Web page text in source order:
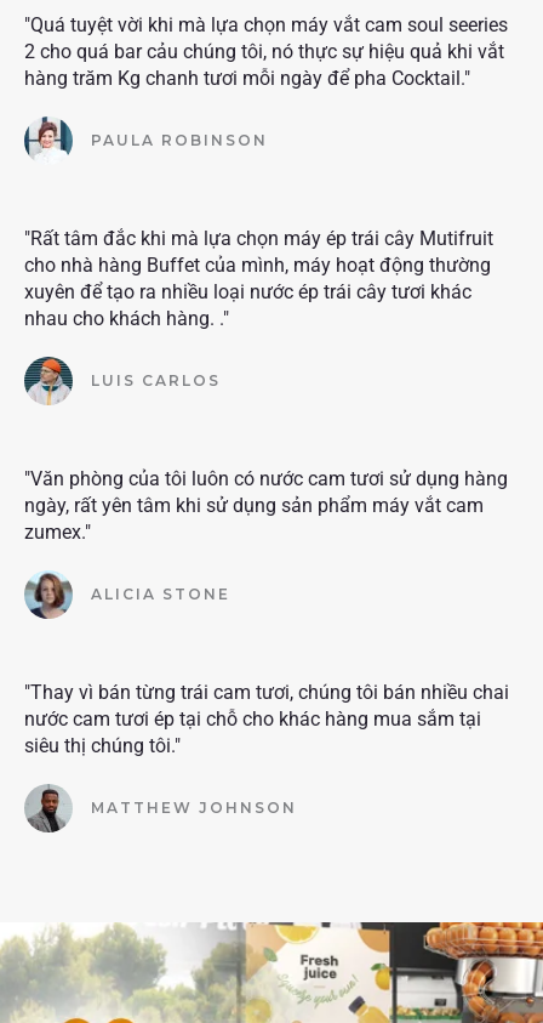
"Quá tuyệt vời khi mà lựa chọn máy vắt cam soul seeries
2 cho quá bar cảu chúng tôi, nó thực sự hiệu quả khi vắt
hàng trăm Kg chanh tươi mỗi ngày để pha Cocktail."
PAULA ROBINSON
"Rất tâm đắc khi mà lựa chọn máy ép trái cây Mutifruit
cho nhà hàng Buffet của mình, máy hoạt động thường
xuyên để tạo ra nhiều loại nước ép trái cây tươi khác
nhau cho khách hàng. ."
LUIS CARLOS
"Văn phòng của tôi luôn có nước cam tươi sử dụng hàng
ngày, rất yên tâm khi sử dụng sản phẩm máy vắt cam
zumex."
ALICIA STONE
"Thay vì bán từng trái cam tươi, chúng tôi bán nhiều chai
nước cam tươi ép tại chỗ cho khác hàng mua sắm tại
siêu thị chúng tôi."
MATTHEW JOHNSON